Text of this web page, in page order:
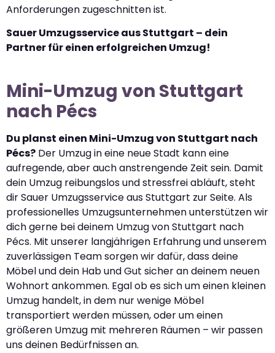
Anforderungen zugeschnitten ist.
Sauer Umzugsservice aus Stuttgart – dein
Partner für einen erfolgreichen Umzug!
Mini-Umzug von Stuttgart
nach Pécs
Du planst einen Mini-Umzug von Stuttgart nach
Pécs? Der Umzug in eine neue Stadt kann eine
aufregende, aber auch anstrengende Zeit sein. Damit
dein Umzug reibungslos und stressfrei abläuft, steht
dir Sauer Umzugsservice aus Stuttgart zur Seite. Als
professionelles Umzugsunternehmen unterstützen wir
dich gerne bei deinem Umzug von Stuttgart nach
Pécs. Mit unserer langjährigen Erfahrung und unserem
zuverlässigen Team sorgen wir dafür, dass deine
Möbel und dein Hab und Gut sicher an deinem neuen
Wohnort ankommen. Egal ob es sich um einen kleinen
Umzug handelt, in dem nur wenige Möbel
transportiert werden müssen, oder um einen
größeren Umzug mit mehreren Räumen – wir passen
uns deinen Bedürfnissen an.